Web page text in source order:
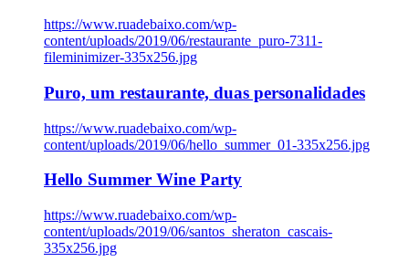
https://www.ruadebaixo.com/wp-
content/uploads/2019/06/restaurante_puro-7311-
fileminimizer-335x256.jpg
Puro, um restaurante, duas personalidades
https://www.ruadebaixo.com/wp-
content/uploads/2019/06/hello_summer_01-335x256.jpg
Hello Summer Wine Party
https://www.ruadebaixo.com/wp-
content/uploads/2019/06/santos_sheraton_cascais-
335x256.jpg